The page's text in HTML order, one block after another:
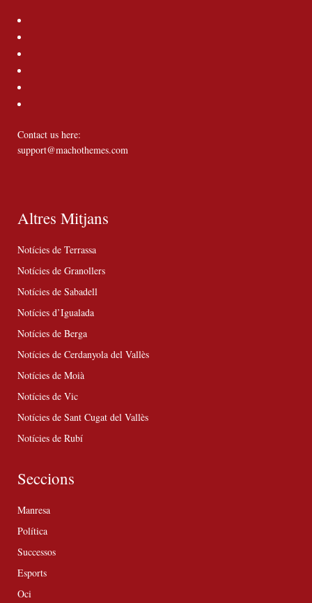
Contact us here:
support@machothemes.com
Altres Mitjans
Notícies de Terrassa
Notícies de Granollers
Notícies de Sabadell
Notícies d’Igualada
Notícies de Berga
Notícies de Cerdanyola del Vallès
Notícies de Moià
Notícies de Vic
Notícies de Sant Cugat del Vallès
Notícies de Rubí
Seccions
Manresa
Política
Successos
Esports
Oci